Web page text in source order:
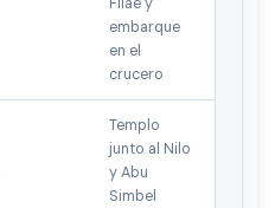
Filae y
embarque
en el
crucero
Templo
junto al Nilo
y Abu
Simbel